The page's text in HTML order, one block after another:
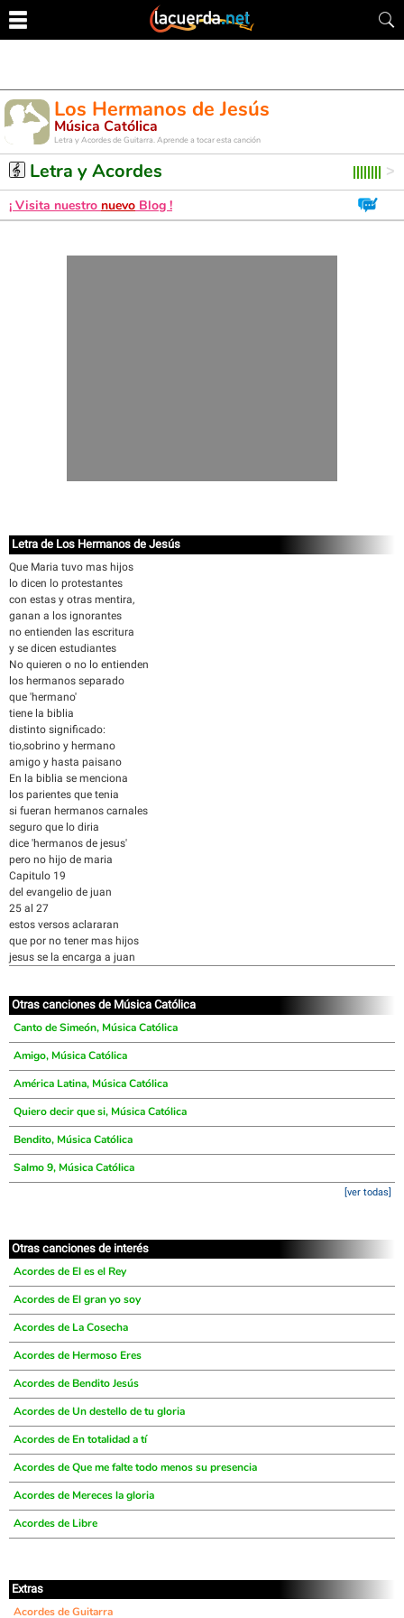
Los Hermanos de Jesús
Música Católica
Letra y Acordes de Guitarra. Aprende a tocar esta canción
Letra y Acordes
¡ Visita nuestro nuevo Blog !
Letra de Los Hermanos de Jesús
Que Maria tuvo mas hijos
lo dicen lo protestantes
con estas y otras mentira,
ganan a los ignorantes
no entienden las escritura
y se dicen estudiantes
No quieren o no lo entienden
los hermanos separado
que 'hermano'
tiene la biblia
distinto significado:
tio,sobrino y hermano
amigo y hasta paisano
En la biblia se menciona
los parientes que tenia
si fueran hermanos carnales
seguro que lo diria
dice 'hermanos de jesus'
pero no hijo de maria
Capitulo 19
del evangelio de juan
25 al 27
estos versos aclararan
que por no tener mas hijos
jesus se la encarga a juan
Otras canciones de Música Católica
Canto de Simeón, Música Católica
Amigo, Música Católica
América Latina, Música Católica
Quiero decir que si, Música Católica
Bendito, Música Católica
Salmo 9, Música Católica
[ver todas]
Otras canciones de interés
Acordes de El es el Rey
Acordes de El gran yo soy
Acordes de La Cosecha
Acordes de Hermoso Eres
Acordes de Bendito Jesús
Acordes de Un destello de tu gloria
Acordes de En totalidad a tí
Acordes de Que me falte todo menos su presencia
Acordes de Mereces la gloria
Acordes de Libre
Extras
Acordes de Guitarra